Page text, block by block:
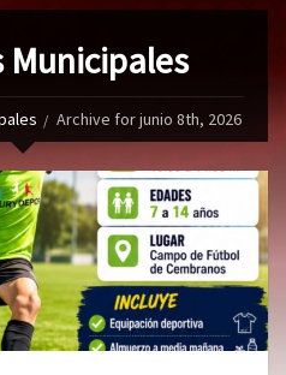
Municipales
Archive for junio 8th, 2026